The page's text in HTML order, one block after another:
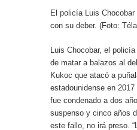
El policía Luis
con su deber. (Foto:
Luis Chocobar, el
de matar a balazos al
Kukoc que atacó a
estadounidense en 2017
fue condenado a dos
suspenso y cinco años
este fallo, no irá preso.